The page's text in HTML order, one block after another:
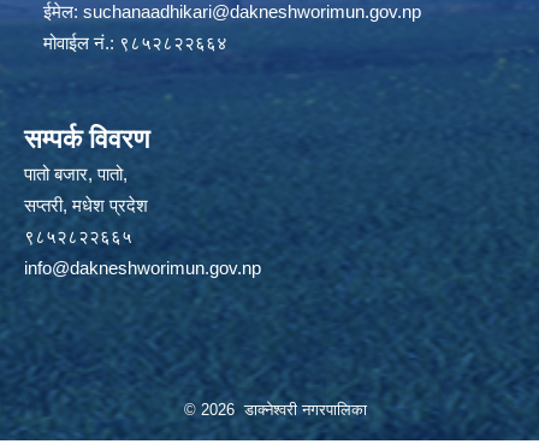
ईमेल: suchanaadhikari@dakneshworimun.gov.np
मोवाईल नं.: ९८५२८२२६६४
सम्पर्क विवरण
पातो बजार, पातो,
सप्तरी, मधेश प्रदेश
९८५२८२२६६५
info@dakneshworimun.gov.np
© 2026 डाक्नेश्वरी नगरपालिका